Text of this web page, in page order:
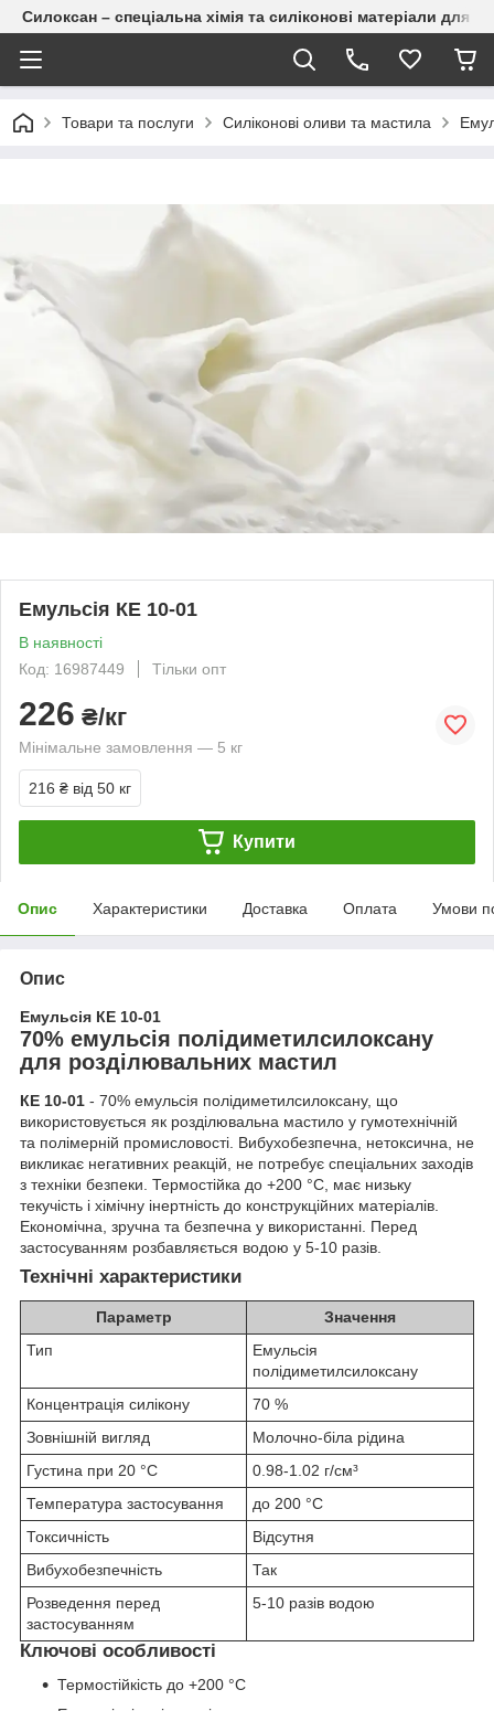
Силоксан – спеціальна хімія та силіконові матеріали для
Товари та послуги Силіконові оливи та мастила
Емульсія КЕ 10-01
В наявності
Код: 16987449
Тільки опт
226 ₴/кг
Мінімальне замовлення — 5 кг
216 ₴ від 50 кг
Купити
Опис Характеристики Доставка Оплата Умови
Опис
Емульсія КЕ 10-01
70% емульсія полідиметилсилоксану
для розділювальних мастил
КЕ 10-01 - 70% емульсія полідиметилсилоксану, що
використовується як розділювальна мастило у гумотехнічній
та полімерній промисловості. Вибухобезпечна, нетоксична, не
викликає негативних реакцій, не потребує спеціальних заходів
з техніки безпеки. Термостійка до +200 °C, має низьку
текучість і хімічну інертність до конструкційних матеріалів.
Економічна, зручна та безпечна у використанні. Перед
застосуванням розбавляється водою у 5-10 разів.
Технічні характеристики
Параметр
Значення
Тип
Емульсія
полідиметилсилоксану
Концентрація силікону
70 %
Зовнішній вигляд
Молочно-біла рідина
Густина при 20 °C
0.98-1.02 г/см³
Температура застосування
до 200 °C
Токсичність
Відсутня
Вибухобезпечність
Так
Розведення перед
застосуванням
5-10 разів водою
Ключові особливості
Термостійкість до +200 °C